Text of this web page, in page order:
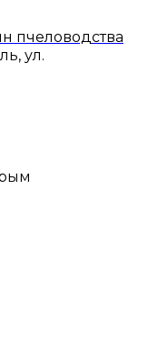
пчеловодства
ул.